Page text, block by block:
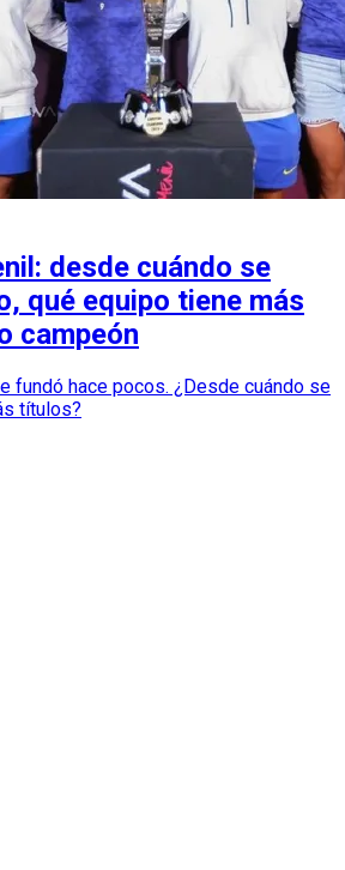
desde cuándo se
qué equipo tiene más
campeón
fundó hace pocos. ¿Desde cuándo se
títulos?